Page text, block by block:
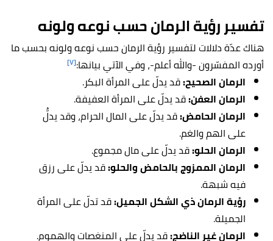
تفسير رؤية الرمان حسب نوعه ولونه
هناك عدّة دلالات لتفسير رؤية الرمان حسب نوعه ولونه بحسب ما
أورده المفسّرون -والله أعلم-، وفي الآتي بيانها:[٧]
الرمان الصحيح:قد يدلّ على المرأة البكر.
الرمان العفن:قد يدلّ على المرأة العفيفة.
الرمان الحامض:قد يدلّ على المال الحرام، وقد يدلُّ
على الهم والغم.
الرمان الحلو:قد يدلّ على مال مجموع.
الرمان الممزوج بالحامض والحلو:قد يدلّ على رزق
فيه شبهة.
رؤية الرمان ذي الشكل الجميل:قد تدلّ على المرأة
الجميلة.
الرمان غير الناضج:قد يدلّ على المنغصات والهموم.